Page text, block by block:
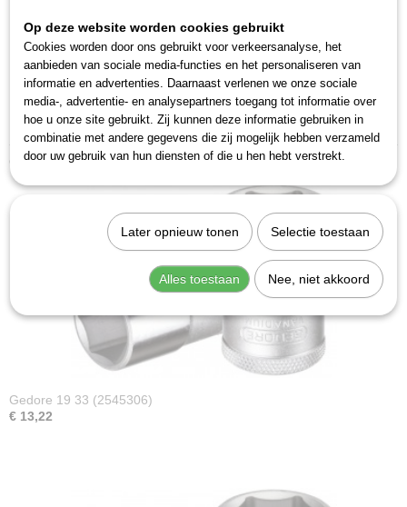
aandrijfopname 4-kant: 1/2 inch
aandrijfopname 4-kant nominale maat: 12,5 mm
diameter 2: 26,3 mm
kopdiepte (a1 t): 18,5 mm
lengte (l l1): 41,5 mm
Ook interessant
Gedore 19 33 (2545306)
€ 13,22
Op deze website worden cookies gebruikt
Cookies worden door ons gebruikt voor verkeersanalyse, het
aanbieden van sociale media-functies en het personaliseren van
informatie en advertenties. Daarnaast verlenen we onze sociale
media-, advertentie- en analysepartners toegang tot informatie over
hoe u onze site gebruikt. Zij kunnen deze informatie gebruiken in
combinatie met andere gegevens die zij mogelijk hebben verzameld
door uw gebruik van hun diensten of die u hen hebt verstrekt.
Later opnieuw tonen Selectie toestaan
Alles toestaan Nee, niet akkoord